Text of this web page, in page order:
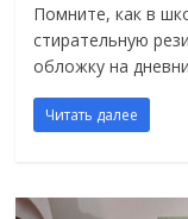
Помните, как в
стирательную
обложку на
Читать далее